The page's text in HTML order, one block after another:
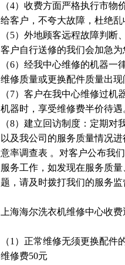
（4）收费方面严格执行市
给客户，不夸大故障，杜绝乱
（5）外地顾客远程故障判
客户自行送修的我们会加急
（6）经我中心维修的机器
维修质量或更换配件质量出
（7）客户在我中心维修过
机器时，享受维修费半价待遇
（8）建立回访制度：定期
以及我公司的服务质量情况
意率调查表 。对客户公布我
服务工作，如发现在服务质
题，请及时拨打我们的服务监
上海海尔洗衣机维修中心收
（1）正常维修无须更换配
维修费50元